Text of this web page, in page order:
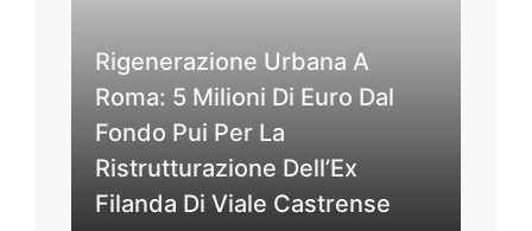
Rigenerazione Urbana A
Roma: 5 Milioni Di Euro Dal
Fondo Pui Per La
Ristrutturazione Dell’Ex
Filanda Di Viale Castrense